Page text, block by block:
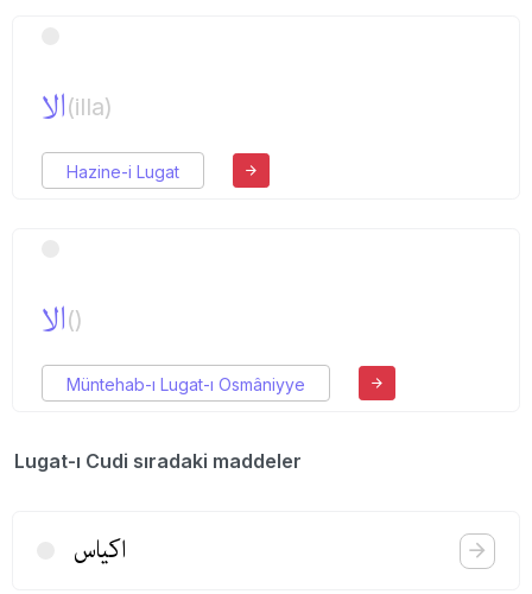
الا(illa)
Hazine-i Lugat
الا()
Müntehab-ı Lugat-ı Osmâniyye
Lugat-ı Cudi sıradaki maddeler
اكیاس